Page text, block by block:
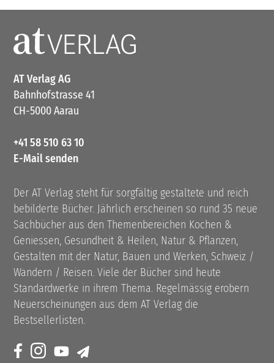
AT Verlag AG
Bahnhofstrasse 41
CH-5000 Aarau
+41 58 510 63 10
E-Mail senden
Der AT Verlag steht für sorgfältig gestaltete und reich
bebilderte Bücher. Jährlich erscheinen so rund 35 neue
Sachbücher aus den Themenbereichen Kochen &
Geniessen, Gesundheit & Heilen, Natur & Pflanzen,
Gestalten mit der Natur, Bauen und Werken, Schweiz /
Wandern / Reisen. Viele der Bücher sind heute
Standardwerke in ihrem Thema. Regelmässig erobern
Neuerscheinungen aus dem AT Verlag die
Bestsellerlisten.